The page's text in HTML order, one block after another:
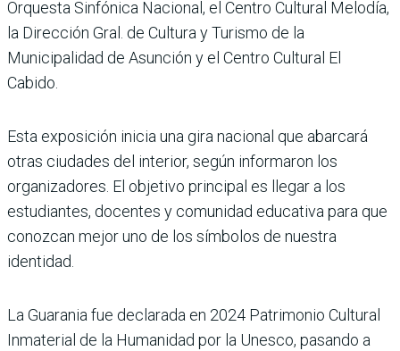
Orquesta Sinfónica Nacional, el Centro Cultural Melodía,
la Dirección Gral. de Cultura y Turismo de la
Municipalidad de Asunción y el Centro Cultural El
Cabido.
Esta exposición inicia una gira nacional que abarcará
otras ciudades del interior, según informaron los
organizadores. El objetivo principal es llegar a los
estudiantes, docentes y comunidad educativa para que
conozcan mejor uno de los símbolos de nuestra
identidad.
La Guarania fue declarada en 2024 Patrimonio Cultural
Inmaterial de la Humanidad por la Unesco, pasando a